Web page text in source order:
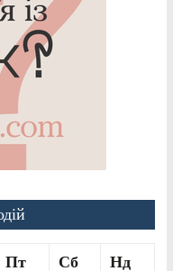
Пт Сб Нд